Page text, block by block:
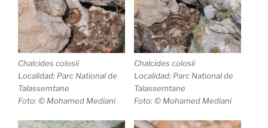
Chalcides colosii
Localidad: Parc National de
Talassemtane
Foto: © Mohamed Mediani
Chalcides colosii
Localidad: Parc National de
Talassemtane
Foto: © Mohamed Mediani